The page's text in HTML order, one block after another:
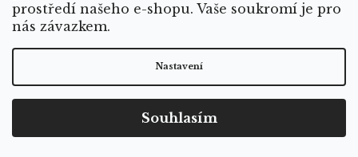
prostředí našeho e-shopu. Vaše soukromí je pro
nás závazkem.
Nastavení
Souhlasím
JEDINEČNÝ ORIGINÁL